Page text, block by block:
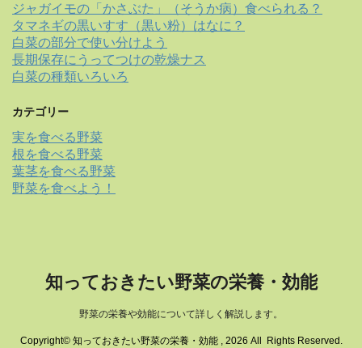
ジャガイモの「かさぶた」（そうか病）食べられる？
タマネギの黒いすす（黒い粉）はなに？
白菜の部分で使い分けよう
長期保存にうってつけの乾燥ナス
白菜の種類いろいろ
カテゴリー
実を食べる野菜
根を食べる野菜
葉茎を食べる野菜
野菜を食べよう！
知っておきたい野菜の栄養・効能
野菜の栄養や効能について詳しく解説します。
Copyright© 知っておきたい野菜の栄養・効能 , 2026 All Rights Reserved.